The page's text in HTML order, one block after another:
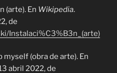
(arte). En Wikipedia.
de
Instalaci%C3%B3n_(arte)
myself (obra de arte). En
abril 2022, de